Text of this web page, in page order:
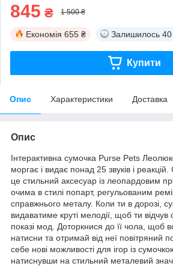
845 ₴ 1 500 ₴
Економія 655 ₴ Залишилось 40
Купити
Опис Характеристики Доставка
Опис
Інтерактивна сумочка Purse Pets
моргає і видає понад 25 звуків і
це стильний аксесуар із леопардовим
очима в стилі попарт, регульованим
справжнього металу. Коли ти в дорозі,
видаватиме круті мелодії, щоб ти
показі мод. Доторкнися до її чола, щоб
натисни та отримай від неї повітряний
себе нові можливості для ігор із
натиснувши на стильний металевий